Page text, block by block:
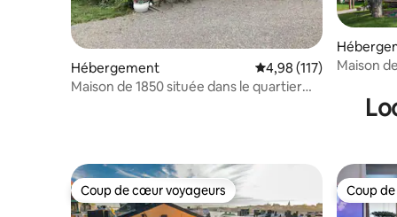
Hébergement Évaluation moyenne
4,98 (117)
Maison de 1850 située dans le quartier
Maison
Coup de cœur voyageurs
Coup de cœur voyageurs Coup
Coup